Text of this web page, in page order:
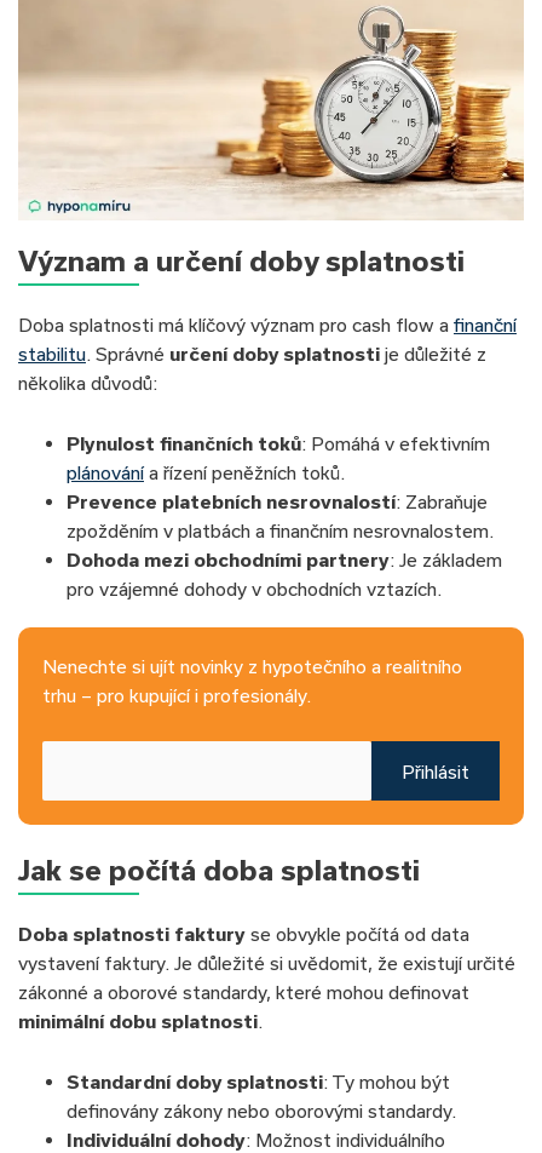
Význam a určení doby splatnosti
Doba splatnosti má klíčový význam pro cash flow a finanční
stabilitu . Správné určení doby splatnosti je důležité z
několika důvodů:
Plynulost finančních toků: Pomáhá v efektivním
plánovánía řízení peněžních toků.
Prevence platebních nesrovnalostí: Zabraňuje
zpožděním v platbách a finančním nesrovnalostem.
Dohoda mezi obchodními partnery: Je základem
pro vzájemné dohody v obchodních vztazích.
Nenechte si ujít novinky z hypotečního a realitního
trhu – pro kupující i profesionály.
Přihlásit
Jak se počítá doba splatnosti
Doba splatnosti faktury se obvykle počítá od data
vystavení faktury. Je důležité si uvědomit, že existují určité
zákonné a oborové standardy, které mohou definovat
minimální dobu splatnosti.
Standardní doby splatnosti: Ty mohou být
definovány zákony nebo oborovými standardy.
Individuální dohody: Možnost individuálního